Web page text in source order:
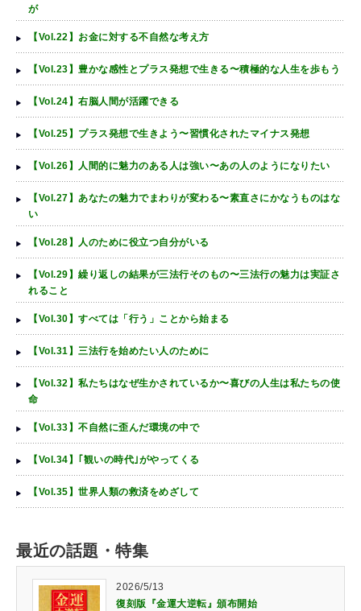
が
【Vol.22】お金に対する不自然な考え方
【Vol.23】豊かな感性とプラス発想で生きる〜積極的な人生を歩もう
【Vol.24】右脳人間が活躍できる
【Vol.25】プラス発想で生きよう〜習慣化されたマイナス発想
【Vol.26】人間的に魅力のある人は強い〜あの人のようになりたい
【Vol.27】あなたの魅力でまわりが変わる〜素直さにかなうものはな
い
【Vol.28】人のために役立つ自分がいる
【Vol.29】繰り返しの結果が三法行そのもの〜三法行の魅力は実証さ
れること
【Vol.30】すべては「行う」ことから始まる
【Vol.31】三法行を始めたい人のために
【Vol.32】私たちはなぜ生かされているか〜喜びの人生は私たちの使
命
【Vol.33】不自然に歪んだ環境の中で
【Vol.34】｢観いの時代｣がやってくる
【Vol.35】世界人類の救済をめざして
最近の話題・特集
2026/5/13
復刻版『金運大逆転』頒布開始